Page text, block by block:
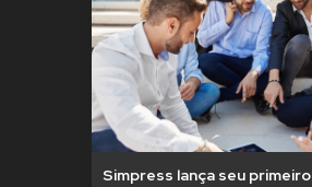
Simpress lança seu primeiro